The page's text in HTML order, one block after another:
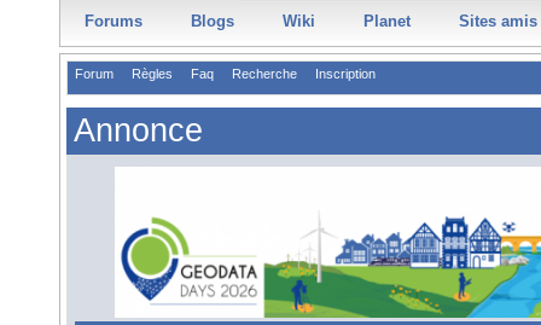
Forums Blogs Wiki Planet Sites amis
Forum Règles Faq Recherche Inscription
Annonce